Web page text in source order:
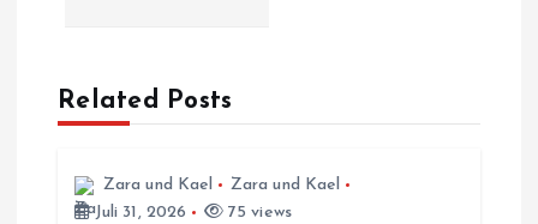
sRelated Posts
Zara und Kael
Zara und Kael
Juli 31, 2026
75 views